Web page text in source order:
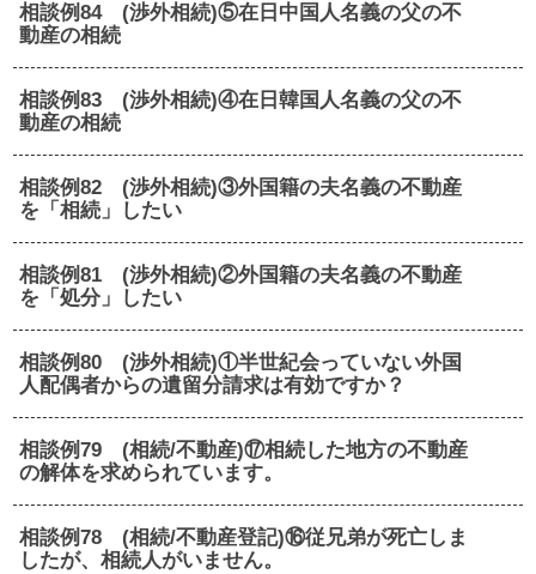
相談例84 (渉外相続)⑤在日中国人名義の父の不
動産の相続
相談例83 (渉外相続)④在日韓国人名義の父の不
動産の相続
相談例82 (渉外相続)③外国籍の夫名義の不動産
を「相続」したい
相談例81 (渉外相続)②外国籍の夫名義の不動産
を「処分」したい
相談例80 (渉外相続)①半世紀会っていない外国
人配偶者からの遺留分請求は有効ですか？
相談例79 (相続/不動産)⑰相続した地方の不動産
の解体を求められています。
相談例78 (相続/不動産登記)⑯従兄弟が死亡しま
したが、相続人がいません。